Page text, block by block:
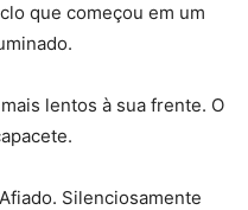
que começou em um
lentos à sua frente. O
Silenciosamente